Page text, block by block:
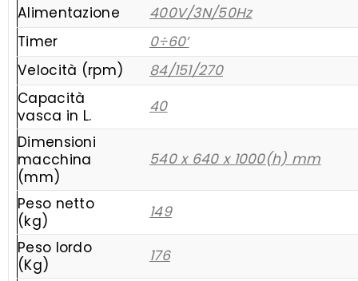
Alimentazione
400V/3N/50Hz
Timer
0÷60’
Velocità (rpm)
84/151/270
Capacità
vasca in L.
40
Dimensioni
macchina
(mm)
540 x 640 x 1000(h) mm
Peso netto
(kg)
149
Peso lordo
(Kg)
176